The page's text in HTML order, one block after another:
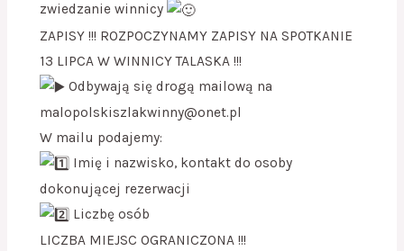
zwiedzanie winnicy
ZAPISY !!! ROZPOCZYNAMY ZAPISY NA SPOTKANIE
13 LIPCA W WINNICY TALASKA !!!
Odbywają się drogą mailową na
malopolskiszlakwinny@onet.pl
W mailu podajemy:
Imię i nazwisko, kontakt do osoby
dokonującej rezerwacji
Liczbę osób
LICZBA MIEJSC OGRANICZONA !!!